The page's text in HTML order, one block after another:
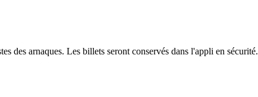
des arnaques. Les billets seront conservés dans l'appli en sécurité.